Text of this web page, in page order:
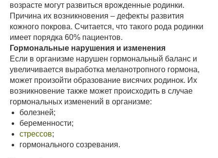
возрасте могут развиться врожденные родинки.
Причина их возникновения – дефекты развития
кожного покрова. Считается, что такого рода родинки
имеет порядка 60% пациентов.
Гормональные нарушения и изменения
Если в организме нарушен гормональный баланс и
увеличивается выработка меланотропного гормона,
может произойти образование висячих родинок. Их
возникновение также может происходить в случае
гормональных изменений в организме:
болезней;
беременности;
стрессов;
гормонального созревания.